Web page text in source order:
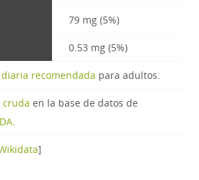
79 mg (5%)
0.53 mg (5%)
recomendada para adultos.
cruda en la base de datos de
.
]